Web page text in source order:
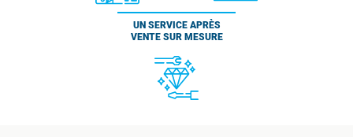
UN SERVICE APRÈS
VENTE SUR MESURE